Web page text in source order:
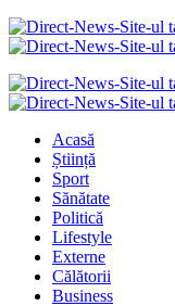
Acasă
Știință
Sport
Sănătate
Politică
Lifestyle
Externe
Călătorii
Business